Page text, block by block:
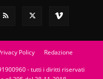
Policy Redazione
- tutti i diritti riservati